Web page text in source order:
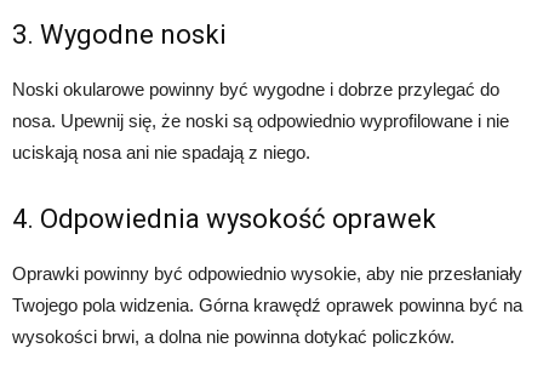
3. Wygodne noski
Noski okularowe powinny być wygodne i dobrze przylegać do
nosa. Upewnij się, że noski są odpowiednio wyprofilowane i nie
uciskają nosa ani nie spadają z niego.
4. Odpowiednia wysokość oprawek
Oprawki powinny być odpowiednio wysokie, aby nie przesłaniały
Twojego pola widzenia. Górna krawędź oprawek powinna być na
wysokości brwi, a dolna nie powinna dotykać policzków.